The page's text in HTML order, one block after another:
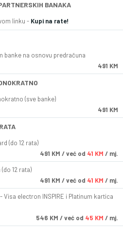
BANAKA
linku - Kupi na rate!
banke na osnovu predračuna
491 KM
(sve banke)
491 KM
(do 12 rata)
491 KM / već od 41 KM / mj.
12 rata)
491 KM / već od 41 KM / mj.
Visa electron INSPIRE i Platinum kartica
546 KM / već od 45 KM / mj.